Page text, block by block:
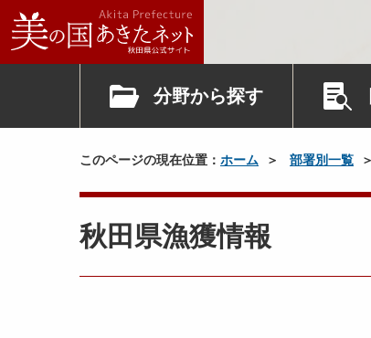
分野から探す
このページの現在位置： ホーム 部署別一覧
秋田県漁獲情報